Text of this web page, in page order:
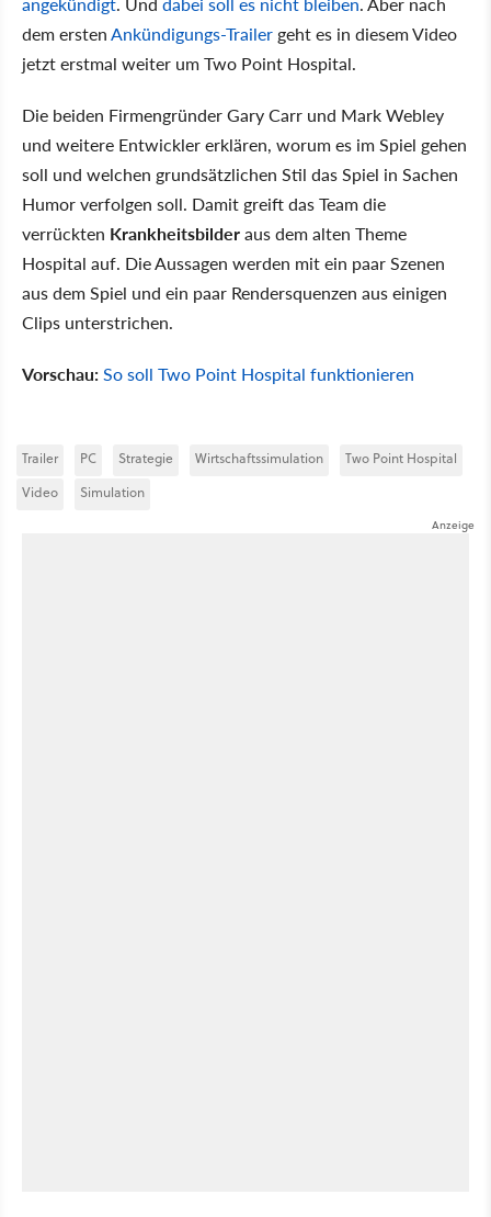
dem erstenAnkündigungs-Trailer geht es in diesem Video
jetzt erstmal weiter um Two Point Hospital.
Die beiden Firmengründer Gary Carr und Mark Webley
und weitere Entwickler erklären, worum es im Spiel gehen
soll und welchen grundsätzlichen Stil das Spiel in Sachen
Humor verfolgen soll. Damit greift das Team die
verrückten Krankheitsbilderaus dem alten Theme
Hospital auf. Die Aussagen werden mit ein paar Szenen
aus dem Spiel und ein paar Rendersquenzen aus einigen
Clips unterstrichen.
Vorschau:So soll Two Point Hospital funktionieren
Trailer PC Strategie Wirtschaftssimulation
Two Point Hospital
Video
Simulation